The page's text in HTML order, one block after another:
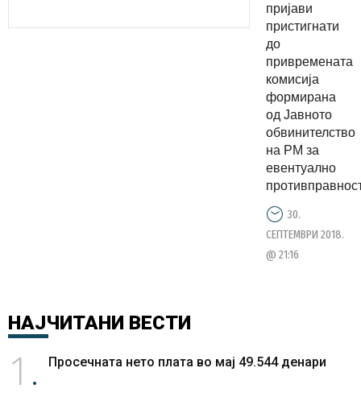
до ЈОРМ
пријави
пристигнати
до
привремената
комисија
формирана
од Јавното
обвинителство
на РМ за
евентуално
30.
СЕПТЕМВРИ 2018.
@ 21:16
НАЈЧИТАНИ ВЕСТИ
1 Просечната нето плата во мај 49.544 денари